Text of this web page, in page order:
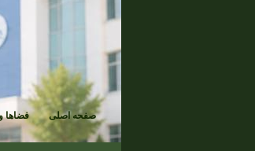
صفحه اصلی فضاها